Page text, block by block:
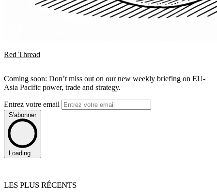
Red Thread
Coming soon: Don’t miss out on our new weekly briefing on EU-
Asia Pacific power, trade and strategy.
Entrez votre email
S'abonner
Loading...
LES PLUS RÉCENTS